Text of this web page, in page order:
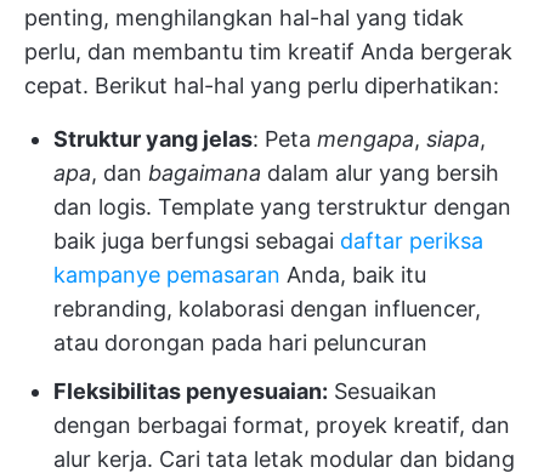
penting, menghilangkan hal-hal yang tidak
perlu, dan membantu tim kreatif Anda bergerak
cepat. Berikut hal-hal yang perlu diperhatikan:
Struktur yang jelas: Peta mengapa, siapa,
apa, dan bagaimana dalam alur yang bersih
dan logis. Template yang terstruktur dengan
baik juga berfungsi sebagai daftar periksa
kampanye pemasaran Anda, baik itu
rebranding, kolaborasi dengan influencer,
atau dorongan pada hari peluncuran
Fleksibilitas penyesuaian: Sesuaikan
dengan berbagai format, proyek kreatif, dan
alur kerja. Cari tata letak modular dan bidang